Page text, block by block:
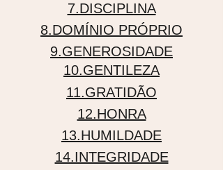
7.DISCIPLINA
8.DOMÍNIO PRÓPRIO
9.GENEROSIDADE
10.GENTILEZA
11.GRATIDÃO
12.HONRA
13.HUMILDADE
14.INTEGRIDADE